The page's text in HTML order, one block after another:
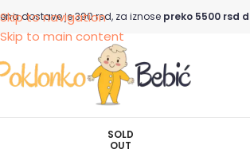
Skip to navigation
Skip to main content
dostave je 390 rsd, za iznose preko 5500 rsd
SOLD
OUT